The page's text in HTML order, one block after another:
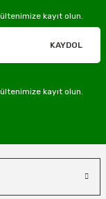
kayıt olun.
KAYDOL
kayıt olun.